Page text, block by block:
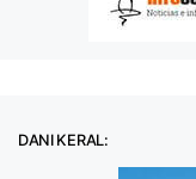
DANI KERAL: